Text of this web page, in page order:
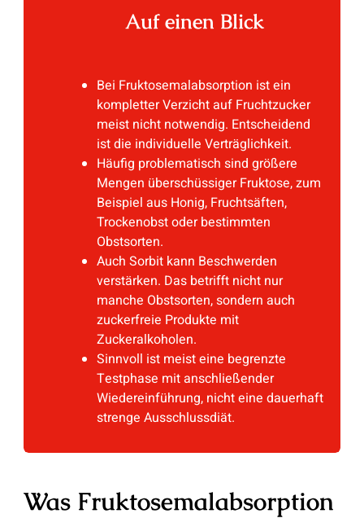
Auf einen Blick
Bei Fruktosemalabsorption ist ein
kompletter Verzicht auf Fruchtzucker
meist nicht notwendig. Entscheidend
ist die individuelle Verträglichkeit.
Häufig problematisch sind größere
Mengen überschüssiger Fruktose, zum
Beispiel aus Honig, Fruchtsäften,
Trockenobst oder bestimmten
Obstsorten.
Auch Sorbit kann Beschwerden
verstärken. Das betrifft nicht nur
manche Obstsorten, sondern auch
zuckerfreie Produkte mit
Zuckeralkoholen.
Sinnvoll ist meist eine begrenzte
Testphase mit anschließender
Wiedereinführung, nicht eine dauerhaft
strenge Ausschlussdiät.
Was Fruktosemalabsorption